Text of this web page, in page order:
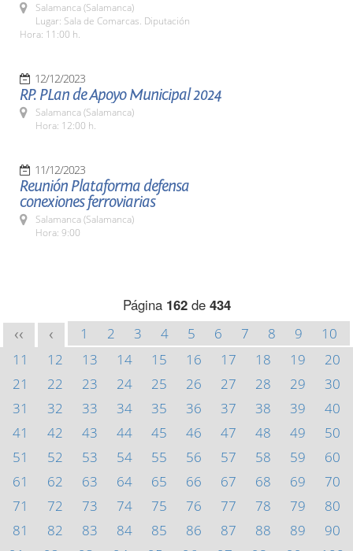
Salamanca (Salamanca)
Lugar: Sala de Comarcas. Diputación
Hora: 11:00 h.
12/12/2023
RP. PLan de Apoyo Municipal 2024
Salamanca (Salamanca)
Hora: 12:00 h.
11/12/2023
Reunión Plataforma defensa
conexiones ferroviarias
Salamanca (Salamanca)
Hora: 9:00
Página 162de 434
<< < 1 2 3 4 5 6 7 8 9
10
11
12 13 14 15 16 17 18 19
20
21
22 23 24 25 26 27 28 29
30
31
32 33 34 35 36 37 38 39
40
41
42 43 44 45 46 47 48 49
50
51
52 53 54 55 56 57 58 59
60
61
62 63 64 65 66 67 68 69
70
71
72 73 74 75 76 77 78 79
80
81
82 83 84 85 86 87 88 89
90